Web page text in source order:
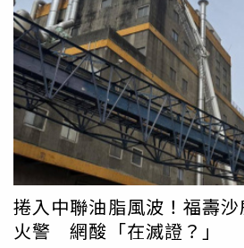
後，為確保消費者安全，已啟動避難
撤離。至於後續發生的爆炸事件，詳
相關單位調查中。熊本縣消防單位表
左右接獲多起民眾報案，指「永旺夢
並有白色煙霧升起」。消防人員接獲
目前正針對爆炸位置、起因及是否與
關進行確認。管轄嘉島町的御船警察
業設施建築受損的資訊，包括建築
指出，目前仍在蒐集傷亡資訊。直升
夢樂城熊本部分外牆剝落，內部疑似
建築屋頂部分也出現疑似崩塌情況，
捲入中聯油脂風波！福壽
火警 網酸「在滅證？」